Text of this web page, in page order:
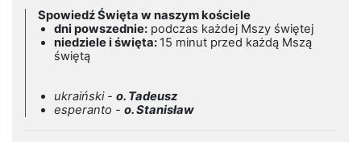
Spowiedź Święta w naszym kościele
dni powszednie: podczas każdej Mszy świętej
niedziele i święta: 15 minut przed każdą Mszą
świętą
ukraiński - o. Tadeusz
esperanto - o. Stanisław